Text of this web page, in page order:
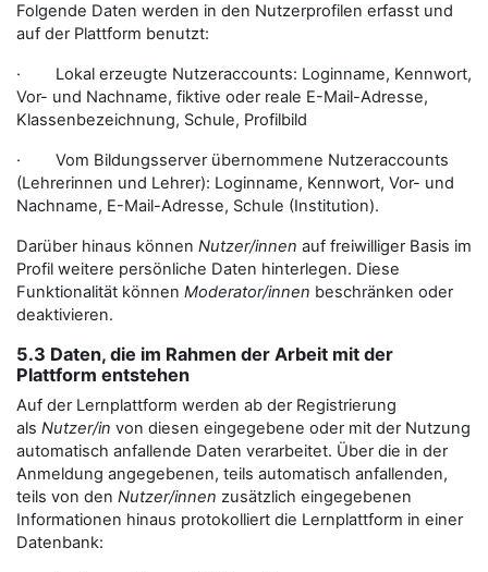
Folgende Daten werden in den Nutzerprofilen erfasst und
auf der Plattform benutzt:
· Lokal erzeugte Nutzeraccounts: Loginname, Kennwort,
Vor- und Nachname, fiktive oder reale E-Mail-Adresse,
Klassenbezeichnung, Schule, Profilbild
· Vom Bildungsserver übernommene Nutzeraccounts
(Lehrerinnen und Lehrer): Loginname, Kennwort, Vor- und
Nachname, E-Mail-Adresse, Schule (Institution).
Darüber hinaus können Nutzer/innen auf freiwilliger Basis im
Profil weitere persönliche Daten hinterlegen. Diese
Funktionalität können Moderator/innen beschränken oder
deaktivieren.
5.3 Daten, die im Rahmen der Arbeit mit der
Plattform entstehen
Auf der Lernplattform werden ab der Registrierung
als Nutzer/in von diesen eingegebene oder mit der Nutzung
automatisch anfallende Daten verarbeitet. Über die in der
Anmeldung angegebenen, teils automatisch anfallenden,
teils von den Nutzer/innen zusätzlich eingegebenen
Informationen hinaus protokolliert die Lernplattform in einer
Datenbank: